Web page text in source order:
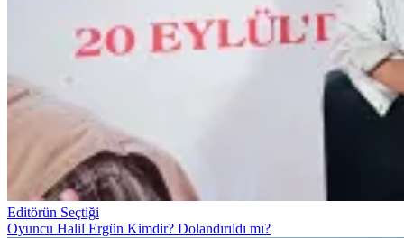
Editörün Seçtiği
Oyuncu Halil Ergün Kimdir? Dolandırıldı mı?